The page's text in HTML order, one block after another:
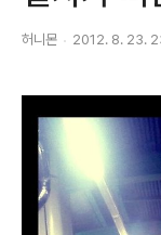
허니몬 2012. 8. 23.